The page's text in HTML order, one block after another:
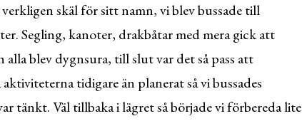
skäl för sitt namn, vi blev bussade till
Segling, kanoter, drakbåtar med mera gick att
blev dygnsura, till slut var det så pass att
tidigare än planerat så vi bussades
tänkt. Väl tillbaka i lägret så började vi förbereda lite